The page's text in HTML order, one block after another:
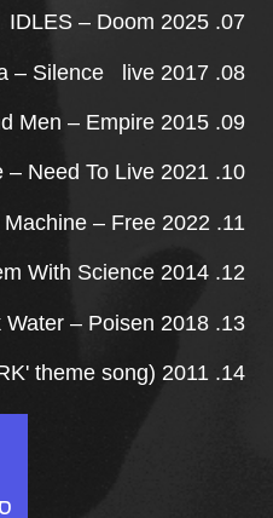
07. IDLES – Doom 2025
08. Manchester Orchestra – Silence live 2017
09. Of Monsters and Men – Empire 2015
10. The Empire Police – Need To Live 2021
11. Florence + The Machine – Free 2022
12. Jakob – Blind Them With Science 2014
13. Dark Water – Poisen 2018
14. Apparat – Goodbye ('DARK' theme song) 2011